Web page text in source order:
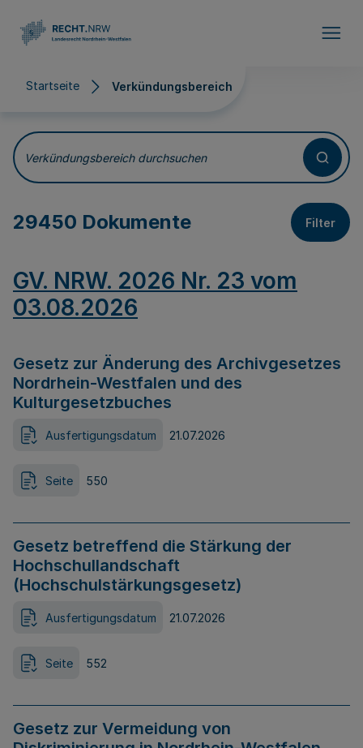
Startseite Verkündungsbereich
Verkündungsbereich
Verkündungsbereich durchsuchen
29450 Dokumente Filter
GV. NRW. 2026 Nr. 23 vom
03.08.2026
Gesetz zur Änderung des Archivgesetzes
Nordrhein-Westfalen und des
Kulturgesetzbuches
Ausfertigungsdatum 21.07.2026
Seite 550
Gesetz betreffend die Stärkung der
Hochschullandschaft
(Hochschulstärkungsgesetz)
Ausfertigungsdatum 21.07.2026
Seite 552
Gesetz zur Vermeidung von